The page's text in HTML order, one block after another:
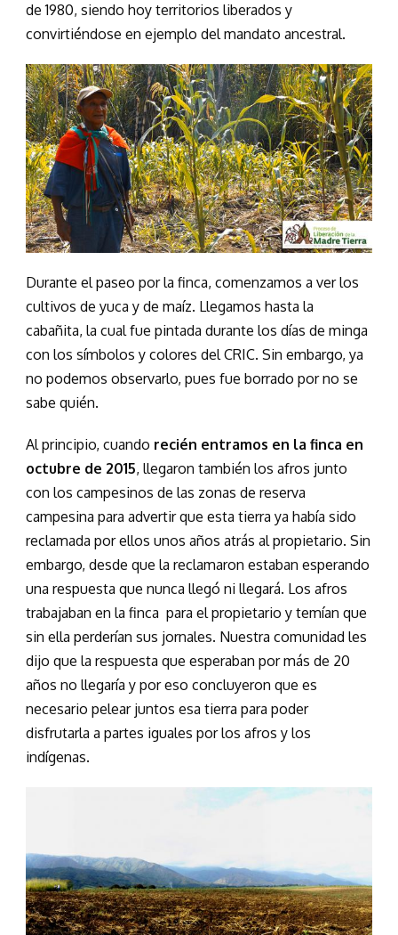
de 1980, siendo hoy territorios liberados y
convirtiéndose en ejemplo del mandato ancestral.
Durante el paseo por la finca, comenzamos a ver los
cultivos de yuca y de maíz. Llegamos hasta la
cabañita, la cual fue pintada durante los días de minga
con los símbolos y colores del CRIC. Sin embargo, ya
no podemos observarlo, pues fue borrado por no se
sabe quién.
Al principio, cuando recién entramos en la finca en
octubre de 2015, llegaron también los afros junto
con los campesinos de las zonas de reserva
campesina para advertir que esta tierra ya había sido
reclamada por ellos unos años atrás al propietario. Sin
embargo, desde que la reclamaron estaban esperando
una respuesta que nunca llegó ni llegará. Los afros
trabajaban en la finca para el propietario y temían que
sin ella perderían sus jornales. Nuestra comunidad les
dijo que la respuesta que esperaban por más de 20
años no llegaría y por eso concluyeron que es
necesario pelear juntos esa tierra para poder
disfrutarla a partes iguales por los afros y los
indígenas.